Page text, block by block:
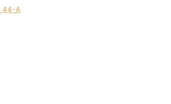
44-А